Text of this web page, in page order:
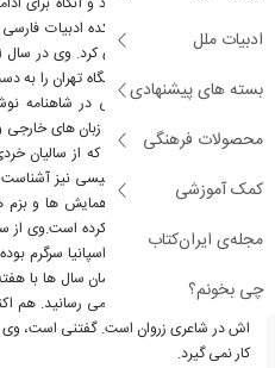
ادبیات ملل
بسته های پیشنهادی
محصولات فرهنگی
کمک آموزشی
مجله‌ی ایران‌کتاب
چی بخونم؟
تهران آمد.کزّازی در دانشکده ادبیات
خود را با نام نمادشناسی در
دانشکدهٔ ادبیّات فارسی و زبان های
او افزون بر زبان فرانسوی که از سالیان
اسپانیایی و آلمانی و انگلیسی نیز
مقاله نوشته است و در همایش ها و
شناسی و زبان پارسی در اسپانیا سرگرم
سرودن را آغاز کرد و در همان سال ها با
خود را در آن ها به چاپ می رسانید. هم
اش در شاعری زروان است. گفتنی است، وی
کار نمی گیرد.